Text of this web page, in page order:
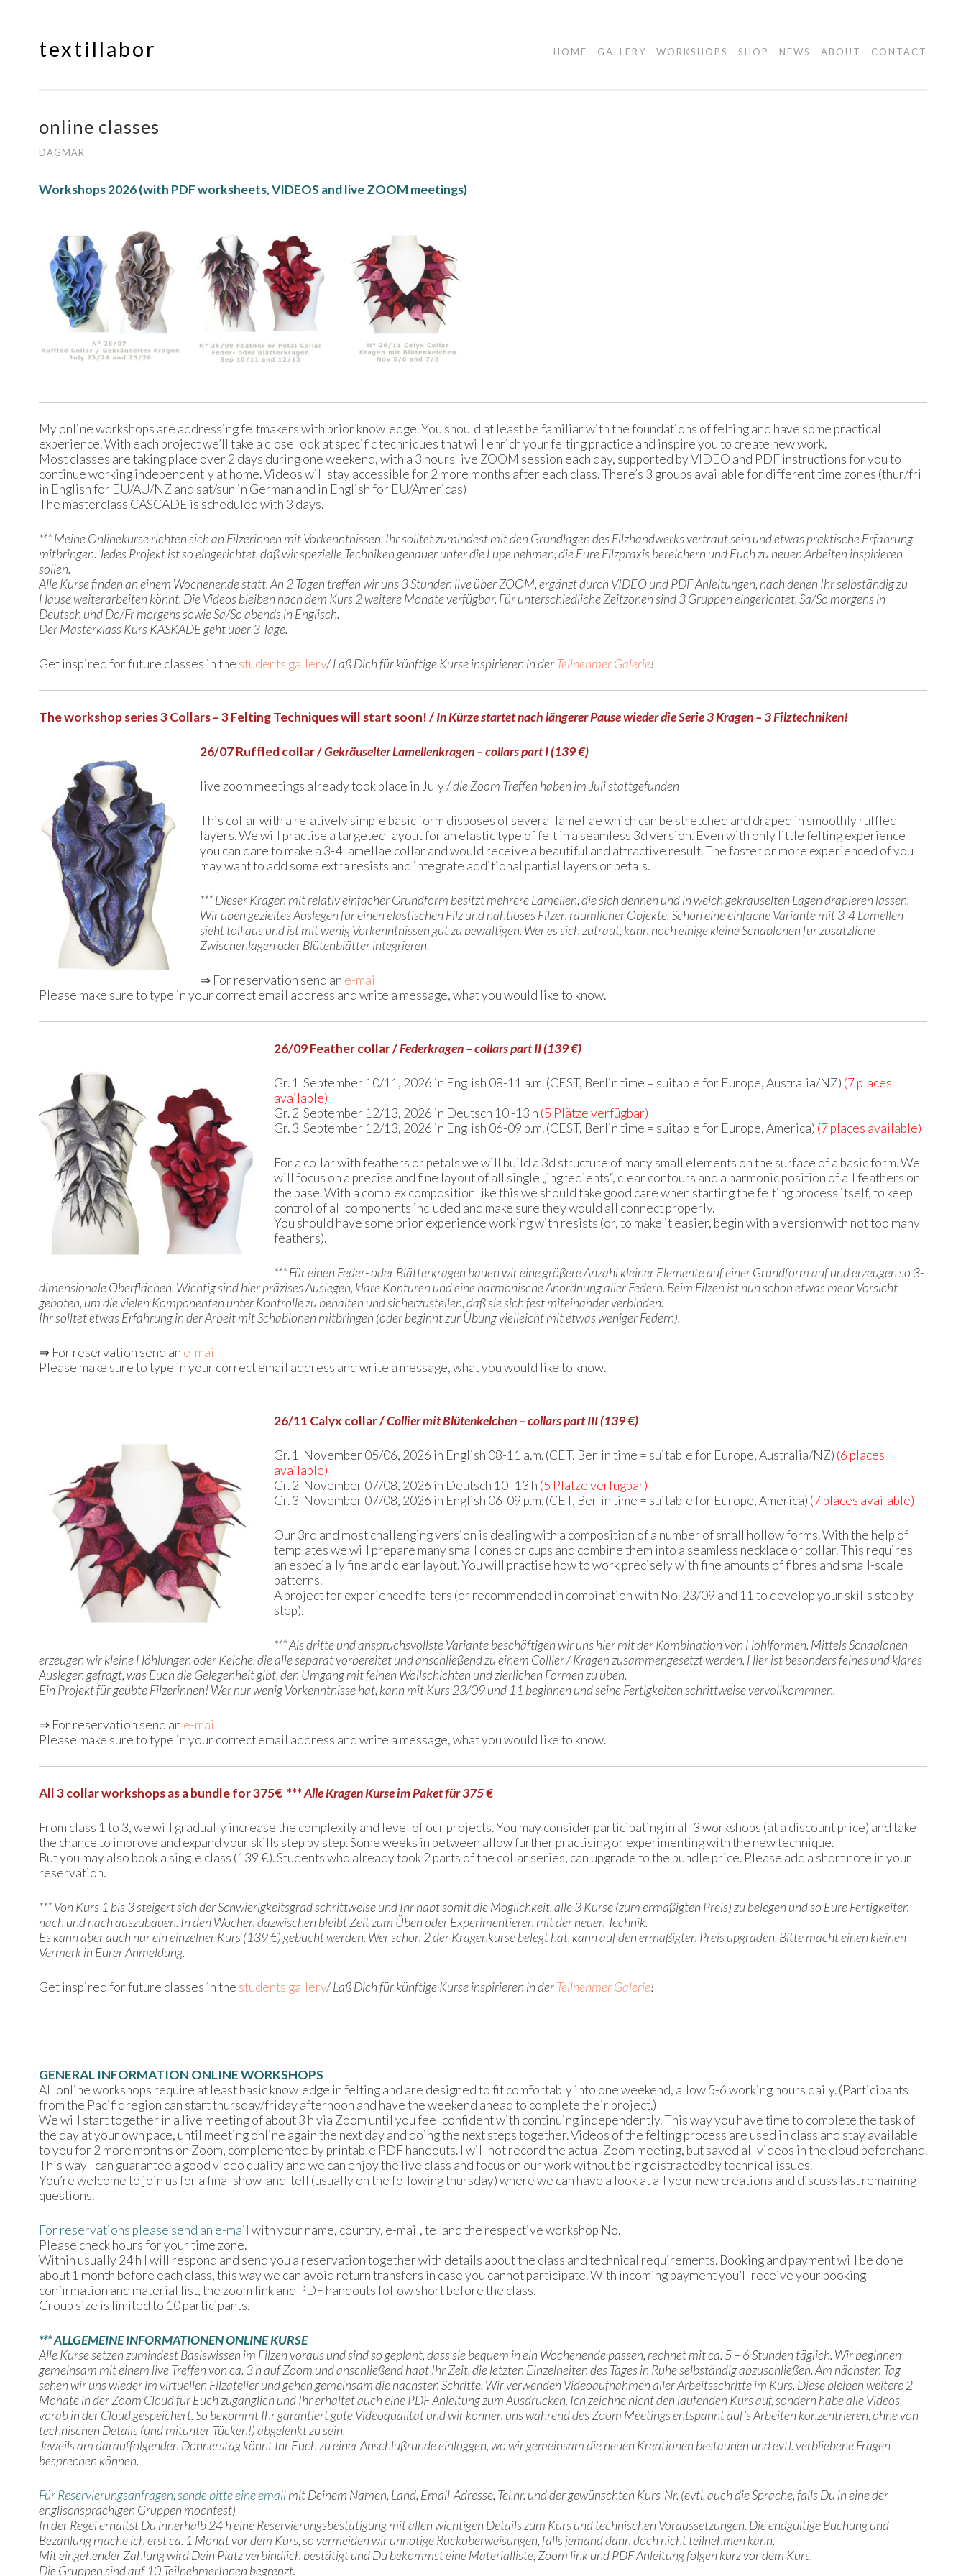
Springe
textillabor HOME GALLERY WORKSHOPS SHOP NEWS ABOUT CONTACT
online classes
DAGMAR
Workshops 2026 (with PDF worksheets, VIDEOS and live ZOOM meetings)
My online workshops are addressing feltmakers with prior knowledge. You should at least be familiar with the foundations of felting and have some practical
experience. With each project we’ll take a close look at specific techniques that will enrich your felting practice and inspire you to create new work.
Most classes are taking place over 2 days during one weekend, with a 3 hours live ZOOM session each day, supported by VIDEO and PDF instructions for you to
continue working independently at home. Videos will stay accessible for 2 more months after each class. There’s 3 groups available for different time zones (thur/fri
in English for EU/AU/NZ and sat/sun in German and in English for EU/Americas)
The masterclass CASCADE is scheduled with 3 days.
*** Meine Onlinekurse richten sich an Filzerinnen mit Vorkenntnissen. Ihr solltet zumindest mit den Grundlagen des Filzhandwerks vertraut sein und etwas praktische Erfahrung
mitbringen. Jedes Projekt ist so eingerichtet, daß wir spezielle Techniken genauer unter die Lupe nehmen, die Eure Filzpraxis bereichern und Euch zu neuen Arbeiten inspirieren
sollen.
Alle Kurse finden an einem Wochenende statt. An 2 Tagen treffen wir uns 3 Stunden live über ZOOM, ergänzt durch VIDEO und PDF Anleitungen, nach denen Ihr selbständig zu
Hause weiterarbeiten könnt. Die Videos bleiben nach dem Kurs 2 weitere Monate verfügbar. Für unterschiedliche Zeitzonen sind 3 Gruppen eingerichtet, Sa/So morgens in
Deutsch und Do/Fr morgens sowie Sa/So abends in Englisch.
Der Masterklass Kurs KASKADE geht über 3 Tage.
Get inspired for future classes in the students gallery/Laß Dich für künftige Kurse inspirieren in derTeilnehmer Galerie!
The workshop series 3 Collars – 3 Felting Techniques will start soon! /In Kürze startet nach längerer Pause wieder die Serie 3 Kragen – 3 Filztechniken!
26/07 Ruffled collar /Gekräuselter Lamellenkragen – collars part I (139 €)
live zoom meetings already took place in July /die Zoom Treffen haben im Juli stattgefunden
This collar with a relatively simple basic form disposes of several lamellae which can be stretched and draped in smoothly ruffled
layers. We will practise a targeted layout for an elastic type of felt in a seamless 3d version. Even with only little felting experience
you can dare to make a 3-4 lamellae collar and would receive a beautiful and attractive result. The faster or more experienced of you
may want to add some extra resists and integrate additional partial layers or petals.
*** Dieser Kragen mit relativ einfacher Grundform besitzt mehrere Lamellen, die sich dehnen und in weich gekräuselten Lagen drapieren lassen.
Wir üben gezieltes Auslegen für einen elastischen Filz und nahtloses Filzen räumlicher Objekte. Schon eine einfache Variante mit 3-4 Lamellen
sieht toll aus und ist mit wenig Vorkenntnissen gut zu bewältigen. Wer es sich zutraut, kann noch einige kleine Schablonen für zusätzliche
Zwischenlagen oder Blütenblätter integrieren.
⇒ For reservation send an e-mail
Please make sure to type in your correct email address and write a message, what you would like to know.
26/09 Feather collar /Federkragen – collars part II (139 €)
Gr. 1 September 10/11, 2026 in English 08-11 a.m. (CEST, Berlin time = suitable for Europe, Australia/NZ) (7 places
available)
Gr. 2 September 12/13, 2026 in Deutsch 10 -13 h (5 Plätze verfügbar)
Gr. 3 September 12/13, 2026 in English 06-09 p.m. (CEST, Berlin time = suitable for Europe, America) (7 places available)
For a collar with feathers or petals we will build a 3d structure of many small elements on the surface of a basic form. We
will focus on a precise and fine layout of all single „ingredients“, clear contours and a harmonic position of all feathers on
the base. With a complex composition like this we should take good care when starting the felting process itself, to keep
control of all components included and make sure they would all connect properly.
You should have some prior experience working with resists (or, to make it easier, begin with a version with not too many
feathers).
*** Für einen Feder- oder Blätterkragen bauen wir eine größere Anzahl kleiner Elemente auf einer Grundform auf und erzeugen so 3-
dimensionale Oberflächen. Wichtig sind hier präzises Auslegen, klare Konturen und eine harmonische Anordnung aller Federn. Beim Filzen ist nun schon etwas mehr Vorsicht
geboten, um die vielen Komponenten unter Kontrolle zu behalten und sicherzustellen, daß sie sich fest miteinander verbinden.
Ihr solltet etwas Erfahrung in der Arbeit mit Schablonen mitbringen (oder beginnt zur Übung vielleicht mit etwas weniger Federn).
⇒ For reservation send an e-mail
Please make sure to type in your correct email address and write a message, what you would like to know.
26/11 Calyx collar /Collier mit Blütenkelchen – collars part III (139 €)
Gr. 1 November 05/06, 2026 in English 08-11 a.m. (CET, Berlin time = suitable for Europe, Australia/NZ) (6 places
available)
Gr. 2 November 07/08, 2026 in Deutsch 10 -13 h (5 Plätze verfügbar)
Gr. 3 November 07/08, 2026 in English 06-09 p.m. (CET, Berlin time = suitable for Europe, America) (7 places available)
Our 3rd and most challenging version is dealing with a composition of a number of small hollow forms. With the help of
templates we will prepare many small cones or cups and combine them into a seamless necklace or collar. This requires
an especially fine and clear layout. You will practise how to work precisely with fine amounts of fibres and small-scale
patterns.
A project for experienced felters (or recommended in combination with No. 23/09 and 11 to develop your skills step by
step).
*** Als dritte und anspruchsvollste Variante beschäftigen wir uns hier mit der Kombination von Hohlformen. Mittels Schablonen
erzeugen wir kleine Höhlungen oder Kelche, die alle separat vorbereitet und anschließend zu einem Collier / Kragen zusammengesetzt werden. Hier ist besonders feines und klares
Auslegen gefragt, was Euch die Gelegenheit gibt, den Umgang mit feinen Wollschichten und zierlichen Formen zu üben.
Ein Projekt für geübte Filzerinnen! Wer nur wenig Vorkenntnisse hat, kann mit Kurs 23/09 und 11 beginnen und seine Fertigkeiten schrittweise vervollkommnen.
⇒ For reservation send an e-mail
Please make sure to type in your correct email address and write a message, what you would like to know.
All 3 collar workshops as a bundle for 375€ ***Alle Kragen Kurse im Paket für 375 €
From class 1 to 3, we will gradually increase the complexity and level of our projects. You may consider participating in all 3 workshops (at a discount price) and take
the chance to improve and expand your skills step by step. Some weeks in between allow further practising or experimenting with the new technique.
But you may also book a single class (139 €). Students who already took 2 parts of the collar series, can upgrade to the bundle price. Please add a short note in your
reservation.
*** Von Kurs 1 bis 3 steigert sich der Schwierigkeitsgrad schrittweise und Ihr habt somit die Möglichkeit, alle 3 Kurse (zum ermäßigten Preis) zu belegen und so Eure Fertigkeiten
nach und nach auszubauen. In den Wochen dazwischen bleibt Zeit zum Üben oder Experimentieren mit der neuen Technik.
Es kann aber auch nur ein einzelner Kurs (139 €) gebucht werden. Wer schon 2 der Kragenkurse belegt hat, kann auf den ermäßigten Preis upgraden. Bitte macht einen kleinen
Vermerk in Eurer Anmeldung.
Get inspired for future classes in the students gallery/Laß Dich für künftige Kurse inspirieren in derTeilnehmer Galerie!
GENERAL INFORMATION ONLINE WORKSHOPS
All online workshops require at least basic knowledge in felting and are designed to fit comfortably into one weekend, allow 5-6 working hours daily. (Participants
from the Pacific region can start thursday/friday afternoon and have the weekend ahead to complete their project.)
We will start together in a live meeting of about 3 h via Zoom until you feel confident with continuing independently. This way you have time to complete the task of
the day at your own pace, until meeting online again the next day and doing the next steps together. Videos of the felting process are used in class and stay available
to you for 2 more months on Zoom, complemented by printable PDF handouts. I will not record the actual Zoom meeting, but saved all videos in the cloud beforehand.
This way I can guarantee a good video quality and we can enjoy the live class and focus on our work without being distracted by technical issues.
You’re welcome to join us for a final show-and-tell (usually on the following thursday) where we can have a look at all your new creations and discuss last remaining
questions.
For reservations please send an e-mail with your name, country, e-mail, tel and the respective workshop No.
Please check hours for your time zone.
Within usually 24 h I will respond and send you a reservation together with details about the class and technical requirements. Booking and payment will be done
about 1 month before each class, this way we can avoid return transfers in case you cannot participate. With incoming payment you’ll receive your booking
confirmation and material list, the zoom link and PDF handouts follow short before the class.
Group size is limited to 10 participants.
***ALLGEMEINE INFORMATIONEN ONLINE KURSE
Alle Kurse setzen zumindest Basiswissen im Filzen voraus und sind so geplant, dass sie bequem in ein Wochenende passen, rechnet mit ca. 5 – 6 Stunden täglich. Wir beginnen
gemeinsam mit einem live Treffen von ca. 3 h auf Zoom und anschließend habt Ihr Zeit, die letzten Einzelheiten des Tages in Ruhe selbständig abzuschließen. Am nächsten Tag
sehen wir uns wieder im virtuellen Filzatelier und gehen gemeinsam die nächsten Schritte. Wir verwenden Videoaufnahmen aller Arbeitsschritte im Kurs. Diese bleiben weitere 2
Monate in der Zoom Cloud für Euch zugänglich und Ihr erhaltet auch eine PDF Anleitung zum Ausdrucken. Ich zeichne nicht den laufenden Kurs auf, sondern habe alle Videos
vorab in der Cloud gespeichert. So bekommt Ihr garantiert gute Videoqualität und wir können uns während des Zoom Meetings entspannt auf’s Arbeiten konzentrieren, ohne von
technischen Details (und mitunter Tücken!) abgelenkt zu sein.
Jeweils am darauffolgenden Donnerstag könnt Ihr Euch zu einer Anschlußrunde einloggen, wo wir gemeinsam die neuen Kreationen bestaunen und evtl. verbliebene Fragen
besprechen können.
Für Reservierungsanfragen, sende bitte eine emailmit Deinem Namen, Land, Email-Adresse, Tel.nr. und der gewünschten Kurs-Nr. (evtl. auch die Sprache, falls Du in eine der
englischsprachigen Gruppen möchtest)
In der Regel erhältst Du innerhalb 24 h eine Reservierungsbestätigung mit allen wichtigen Details zum Kurs und technischen Voraussetzungen. Die endgültige Buchung und
Bezahlung mache ich erst ca. 1 Monat vor dem Kurs, so vermeiden wir unnötige Rücküberweisungen, falls jemand dann doch nicht teilnehmen kann.
Mit eingehender Zahlung wird Dein Platz verbindlich bestätigt und Du bekommst eine Materialliste, Zoom link und PDF Anleitung folgen kurz vor dem Kurs.
Die Gruppen sind auf 10 TeilnehmerInnen begrenzt.